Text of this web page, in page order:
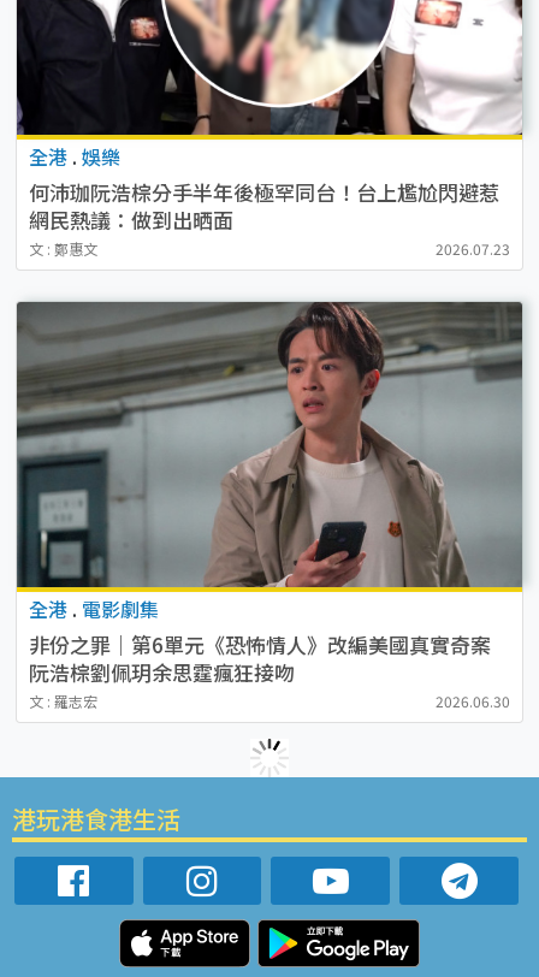
全港 . 娛樂
何沛珈阮浩棕分手半年後極罕同台！台上尷尬閃避惹
網民熱議：做到出晒面
文 : 鄭惠文 2026.07.23
全港 . 電影劇集
非份之罪｜第6單元《恐怖情人》改編美國真實奇案
阮浩棕劉佩玥余思霆瘋狂接吻
文 : 羅志宏 2026.06.30
港玩港食港生活